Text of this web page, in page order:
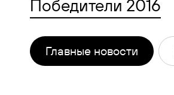
Победители 2016
Главные новости